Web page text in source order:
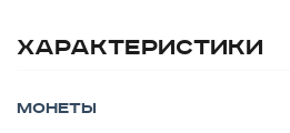
Характеристики
Монеты